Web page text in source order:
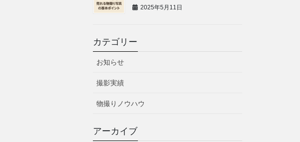
2025年5月11日
カテゴリー
お知らせ
撮影実績
物撮りノウハウ
アーカイブ